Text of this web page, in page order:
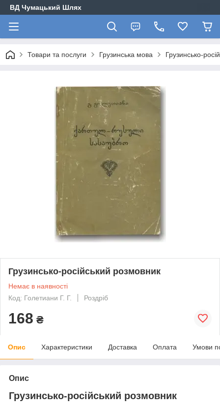
ВД Чумацький Шлях
Товари та послуги Грузинська мова Грузинсько-
Грузинсько-російський розмовник
Немає в наявності
Код: Голетиани Г. Г.
Роздріб
168 ₴
Опис Характеристики Доставка Оплата Умови
Опис
Грузинсько-російський розмовник